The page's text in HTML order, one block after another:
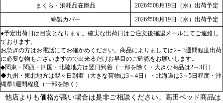
まくら・消耗品在庫品
2026年08月19日（水）出荷予定
綿製カバー
2026年08月19日（水）出荷予定
●予定出荷日は目安となります。確実な出荷日はご注文後確認メールにてご連絡し
ております。
お急ぎの方はお電話にてお確かめください。商品によりましては2～3週間程度出荷
に必要な物もございますので出来るだけお早目のご確認をお願いします。
◆関東・関西・四国・北陸地方は翌日到着（一部を除く・大きな商品は2～3日）
◆九州・東北地方は翌々日到着（大きな荷物は3～4日）・北海道は3～5日程度・沖
縄県1週間程度（一部を除く）
他店よりも価格が高い場合は是非ご相談ください。高田ベッド商品は